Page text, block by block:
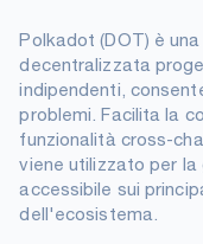
Polkadot (DOT) è
decentralizzata
indipendenti,
problemi. Facilita la
funzionalità cross-
viene utilizzato per la
accessibile sui
dell'ecosistema.